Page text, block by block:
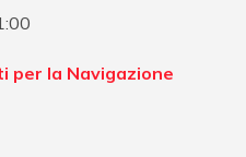
per la Navigazione